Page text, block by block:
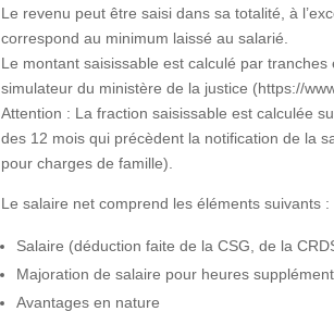
Le revenu peut être saisi dans sa totalité, à
correspond au minimum laissé au salarié.
Le montant saisissable est calculé par
simulateur du ministère de la justice (https://
Attention : La fraction saisissable est calculée
des 12 mois qui précèdent la notification de la
pour charges de famille).
Le salaire net comprend les éléments suivants :
Salaire (déduction faite de la CSG, de la
Majoration de salaire pour heures
Avantages en nature